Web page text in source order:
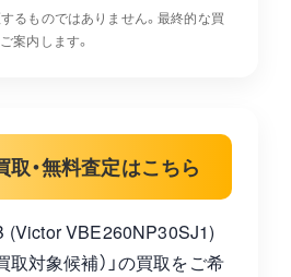
るものではありません。最終的な買
案内します。
取・無料査定はこちら
(Victor VBE260NP30SJ1)
取対象候補）」の買取をご希